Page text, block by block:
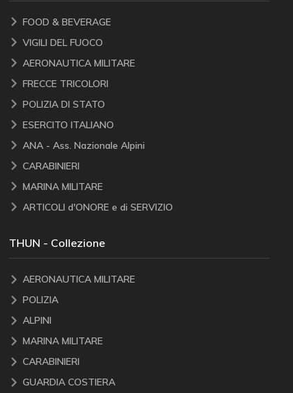
FOOD & BEVERAGE
VIGILI DEL FUOCO
AERONAUTICA MILITARE
FRECCE TRICOLORI
POLIZIA DI STATO
ESERCITO ITALIANO
ANA - Ass. Nazionale Alpini
CARABINIERI
MARINA MILITARE
ARTICOLI d'ONORE e di SERVIZIO
THUN - Collezione
AERONAUTICA MILITARE
POLIZIA
ALPINI
MARINA MILITARE
CARABINIERI
GUARDIA COSTIERA